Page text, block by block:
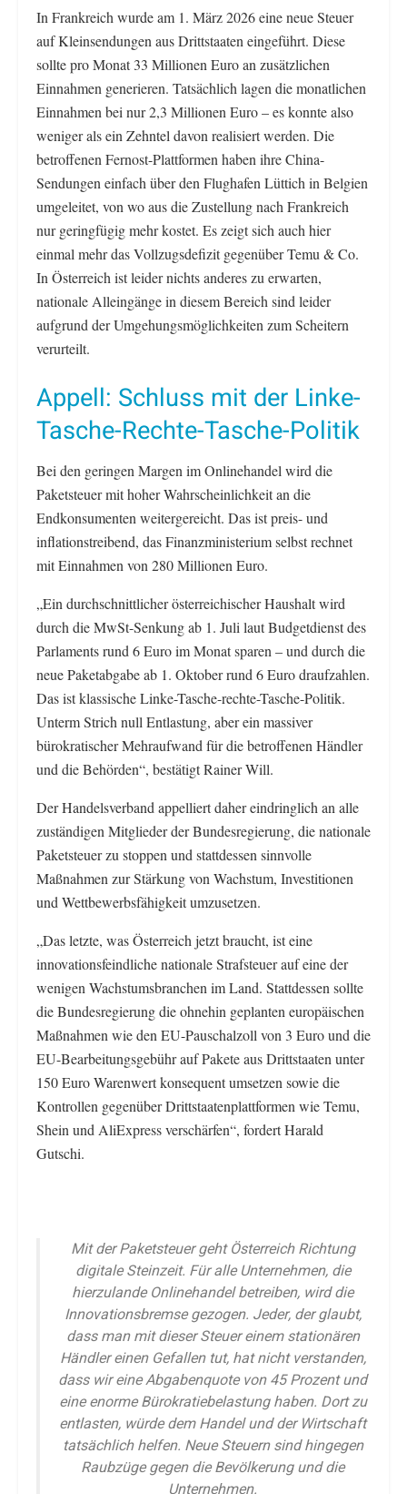
In Frankreich wurde am 1. März 2026 eine neue Steuer
auf Kleinsendungen aus Drittstaaten eingeführt. Diese
sollte pro Monat 33 Millionen Euro an zusätzlichen
Einnahmen generieren. Tatsächlich lagen die monatlichen
Einnahmen bei nur 2,3 Millionen Euro – es konnte also
weniger als ein Zehntel davon realisiert werden. Die
betroffenen Fernost-Plattformen haben ihre China-
Sendungen einfach über den Flughafen Lüttich in Belgien
umgeleitet, von wo aus die Zustellung nach Frankreich
nur geringfügig mehr kostet. Es zeigt sich auch hier
einmal mehr das Vollzugsdefizit gegenüber Temu & Co.
In Österreich ist leider nichts anderes zu erwarten,
nationale Alleingänge in diesem Bereich sind leider
aufgrund der Umgehungsmöglichkeiten zum Scheitern
verurteilt.
Appell: Schluss mit der Linke-
Tasche-Rechte-Tasche-Politik
Bei den geringen Margen im Onlinehandel wird die
Paketsteuer mit hoher Wahrscheinlichkeit an die
Endkonsumenten weitergereicht. Das ist preis- und
inflationstreibend, das Finanzministerium selbst rechnet
mit Einnahmen von 280 Millionen Euro.
„Ein durchschnittlicher österreichischer Haushalt wird
durch die MwSt-Senkung ab 1. Juli laut Budgetdienst des
Parlaments rund 6 Euro im Monat sparen – und durch die
neue Paketabgabe ab 1. Oktober rund 6 Euro draufzahlen.
Das ist klassische Linke-Tasche-rechte-Tasche-Politik.
Unterm Strich null Entlastung, aber ein massiver
bürokratischer Mehraufwand für die betroffenen Händler
und die Behörden“, bestätigt Rainer Will.
Der Handelsverband appelliert daher eindringlich an alle
zuständigen Mitglieder der Bundesregierung, die nationale
Paketsteuer zu stoppen und stattdessen sinnvolle
Maßnahmen zur Stärkung von Wachstum, Investitionen
und Wettbewerbsfähigkeit umzusetzen.
„Das letzte, was Österreich jetzt braucht, ist eine
innovationsfeindliche nationale Strafsteuer auf eine der
wenigen Wachstumsbranchen im Land. Stattdessen sollte
die Bundesregierung die ohnehin geplanten europäischen
Maßnahmen wie den EU-Pauschalzoll von 3 Euro und die
EU-Bearbeitungsgebühr auf Pakete aus Drittstaaten unter
150 Euro Warenwert konsequent umsetzen sowie die
Kontrollen gegenüber Drittstaatenplattformen wie Temu,
Shein und AliExpress verschärfen“, fordert Harald
Gutschi.
Mit der Paketsteuer geht Österreich Richtung
digitale Steinzeit. Für alle Unternehmen, die
hierzulande Onlinehandel betreiben, wird die
Innovationsbremse gezogen. Jeder, der glaubt,
dass man mit dieser Steuer einem stationären
Händler einen Gefallen tut, hat nicht verstanden,
dass wir eine Abgabenquote von 45 Prozent und
eine enorme Bürokratiebelastung haben. Dort zu
entlasten, würde dem Handel und der Wirtschaft
tatsächlich helfen. Neue Steuern sind hingegen
Raubzüge gegen die Bevölkerung und die
Unternehmen.